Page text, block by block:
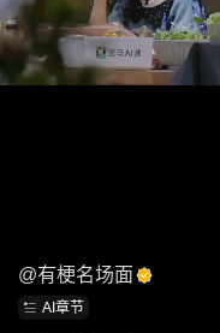
@有梗名场面
AI章节